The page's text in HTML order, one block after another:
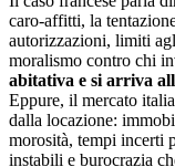
caro-affitti, la
autorizzazioni, limiti
moralismo contro chi
abitativa e si arriva
Eppure, il mercato
dalla locazione:
morosità, tempi incerti
instabili e burocrazia